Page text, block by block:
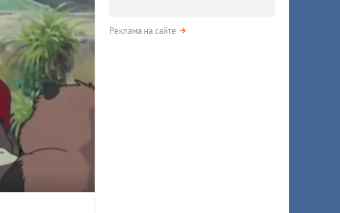
Реклама на сайте